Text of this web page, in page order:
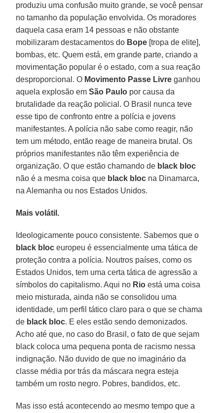
produziu uma confusão muito grande, se você pensar
no tamanho da população envolvida. Os moradores
daquela casa eram 14 pessoas e não obstante
mobilizaram destacamentos do Bope [tropa de elite],
bombas, etc. Quem está, em grande parte, criando a
movimentação popular é o estado, com a sua reação
desproporcional. O Movimento Passe Livre ganhou
aquela explosão emSão Paulo por causa da
brutalidade da reação policial. O Brasil nunca teve
esse tipo de confronto entre a polícia e jovens
manifestantes. A polícia não sabe como reagir, não
tem um método, então reage de maneira brutal. Os
próprios manifestantes não têm experiência de
organização. O que estão chamando de black bloc
não é a mesma coisa que black bloc na Dinamarca,
na Alemanha ou nos Estados Unidos.
Mais volátil.
Ideologicamente pouco consistente. Sabemos que o
black bloc europeu é essencialmente uma tática de
proteção contra a polícia. Noutros países, como os
Estados Unidos, tem uma certa tática de agressão a
símbolos do capitalismo. Aqui no Rio está uma coisa
meio misturada, ainda não se consolidou uma
identidade, um perfil tático claro para o que se chama
de black bloc. E eles estão sendo demonizados.
Acho até que, no caso do Brasil, o fato de que sejam
black coloca uma pequena ponta de racismo nessa
indignação. Não duvido de que no imaginário da
classe média por trás da máscara negra esteja
também um rosto negro. Pobres, bandidos, etc.
Mas isso está acontecendo ao mesmo tempo que a